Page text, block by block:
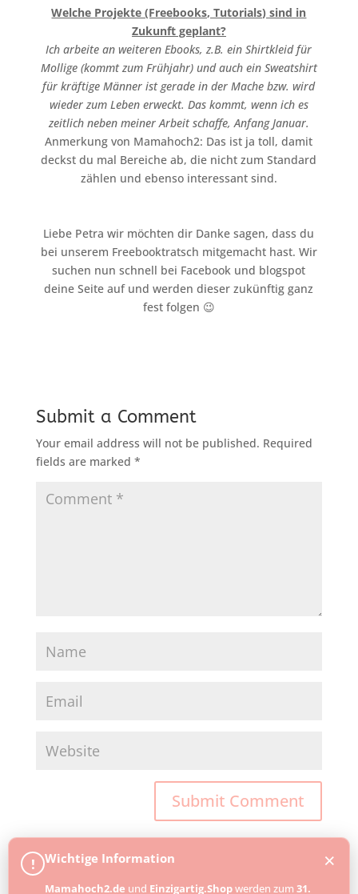
Welche Projekte (Freebooks, Tutorials) sind in
Zukunft geplant?
Ich arbeite an weiteren Ebooks, z.B. ein Shirtkleid für
Mollige (kommt zum Frühjahr) und auch ein Sweatshirt
für kräftige Männer ist gerade in der Mache bzw. wird
wieder zum Leben erweckt. Das kommt, wenn ich es
zeitlich neben meiner Arbeit schaffe, Anfang Januar.
Anmerkung von Mamahoch2: Das ist ja toll, damit
deckst du mal Bereiche ab, die nicht zum Standard
zählen und ebenso interessant sind.
Liebe Petra wir möchten dir Danke sagen, dass du
bei unserem Freebooktratsch mitgemacht hast. Wir
suchen nun schnell bei Facebook und blogspot
deine Seite auf und werden dieser zukünftig ganz
fest folgen 😉
Submit a Comment
Your email address will not be published. Required
fields are marked *
! Wichtige Information
Mamahoch2.de und Einzigartig.Shopwerden zum 31.
×